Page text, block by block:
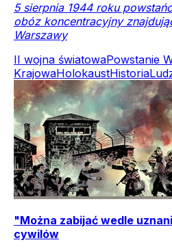
5 sierpnia 1944 roku
obóz koncentracyjny
Warszawy
II wojna światowaPowstanie
KrajowaHolokaustHistoria
"Można zabijać wedle
cywilów